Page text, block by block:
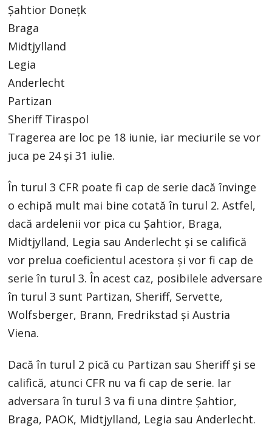
Șahtior Donețk
Braga
Midtjylland
Legia
Anderlecht
Partizan
Sheriff Tiraspol
Tragerea are loc pe 18 iunie, iar meciurile se vor
juca pe 24 și 31 iulie.
În turul 3 CFR poate fi cap de serie dacă învinge
o echipă mult mai bine cotată în turul 2. Astfel,
dacă ardelenii vor pica cu Șahtior, Braga,
Midtjylland, Legia sau Anderlecht și se califică
vor prelua coeficientul acestora și vor fi cap de
serie în turul 3. În acest caz, posibilele adversare
în turul 3 sunt Partizan, Sheriff, Servette,
Wolfsberger, Brann, Fredrikstad și Austria
Viena.
Dacă în turul 2 pică cu Partizan sau Sheriff și se
califică, atunci CFR nu va fi cap de serie. Iar
adversara în turul 3 va fi una dintre Șahtior,
Braga, PAOK, Midtjylland, Legia sau Anderlecht.